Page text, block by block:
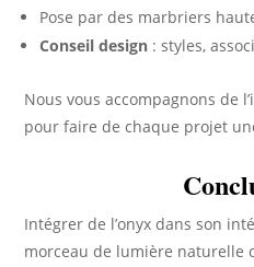
Pose par des marbriers
Conseil design : styles,
Nous vous accompagnons de
pour faire de chaque projet
Intégrer de l’onyx dans son
morceau de lumière naturelle